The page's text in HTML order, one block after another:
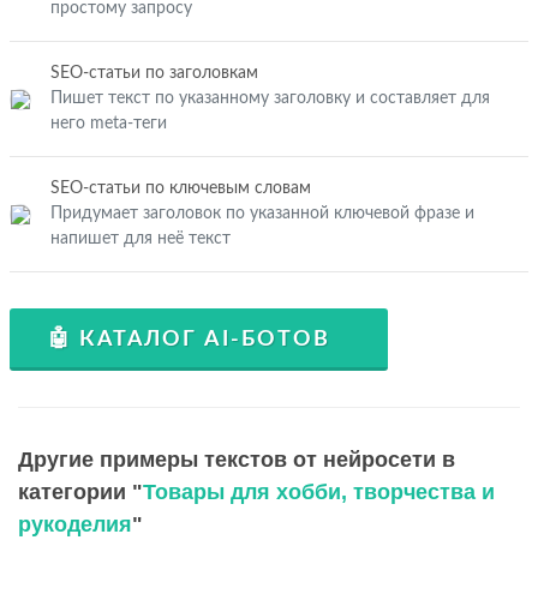
простому запросу
SEO-статьи по заголовкам
Пишет текст по указанному заголовку и составляет для
него meta-теги
SEO-статьи по ключевым словам
Придумает заголовок по указанной ключевой фразе и
напишет для неё текст
🤖 КАТАЛОГ AI-БОТОВ
Другие примеры текстов от нейросети в
категории "Товары для хобби, творчества и
рукоделия"